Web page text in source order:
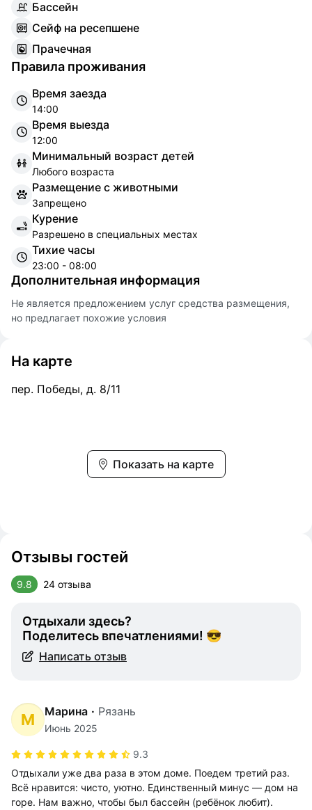
Бассейн
Сейф на ресепшене
Прачечная
Правила проживания
Время заезда
14:00
Время выезда
12:00
Минимальный возраст детей
Любого возраста
Размещение с животными
Запрещено
Курение
Разрешено в специальных местах
Тихие часы
23:00 - 08:00
Дополнительная информация
Не является предложением услуг средства размещения,
но предлагает похожие условия
На карте
пер. Победы, д. 8/11
Показать на карте
Отзывы гостей
9.8 24 отзыва
Отдыхали здесь?
Поделитесь впечатлениями! 😎
Написать отзыв
М Марина · Рязань
Июнь 2025
9.3
Отдыхали уже два раза в этом доме. Поедем третий раз.
Всё нравится: чисто, уютно. Единственный минус — дом на
горе. Нам важно, чтобы был бассейн (ребёнок любит).